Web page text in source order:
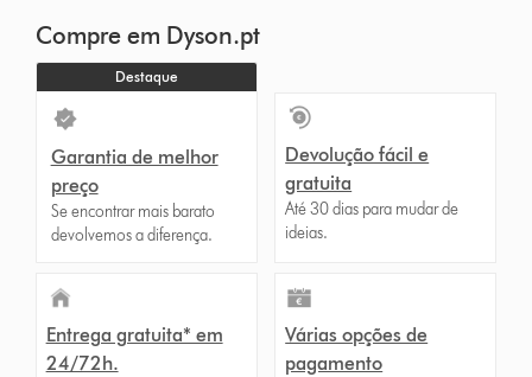
Compre em Dyson.pt
Destaque
Garantia de melhor
preço
Se encontrar mais barato
devolvemos a diferença.
Devolução fácil e
gratuita
Até 30 dias para mudar de
ideias.
Entrega gratuita* em
24/72h.
Várias opções de
pagamento